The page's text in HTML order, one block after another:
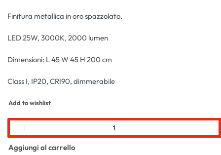
Finitura metallica in oro spazzolato.
LED 25W, 3000K, 2000 lumen
Dimensioni: L 45 W 45 H 200 cm
Class I, IP20, CRI90, dimmerabile
Add to wishlist
Aggiungi al carrello